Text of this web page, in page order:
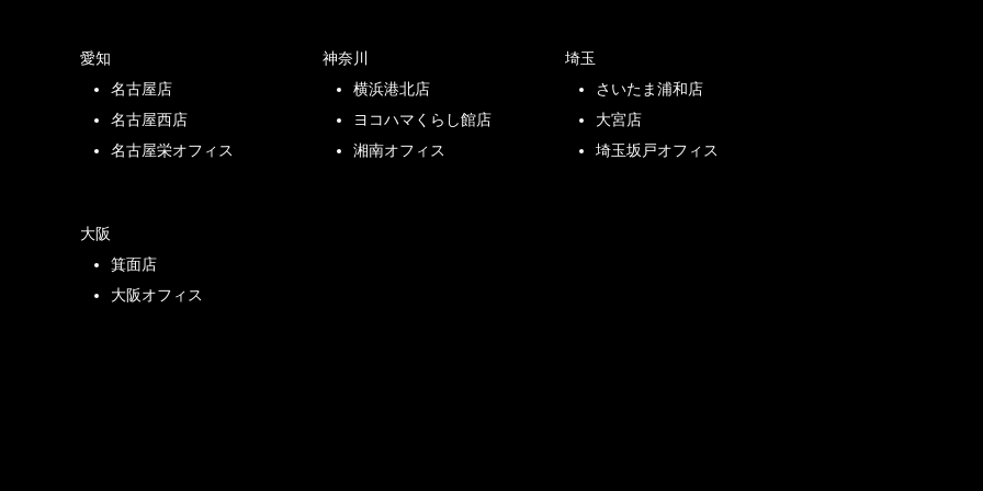
愛知
名古屋店
名古屋西店
名古屋栄オフィス
神奈川
横浜港北店
ヨコハマくらし館店
湘南オフィス
埼玉
さいたま浦和店
大宮店
埼玉坂戸オフィス
大阪
箕面店
大阪オフィス